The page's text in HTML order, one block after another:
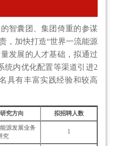
智囊团、集团倚重的参谋
，加快打造“世界一流能源
发展的人才基础，拟通过
统内优化配置等渠道引进2
具有丰富实践经验和较高
究方向 拟招聘人数
源发展业务
究
1